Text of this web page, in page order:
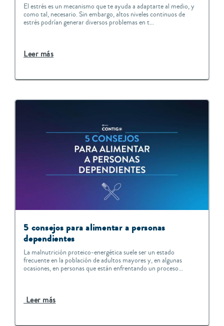
El estrés es un mecanismo que te ayuda a adaptarte al medio, y
como tal, necesario. Sin embargo, altos niveles continuos de
estrés podrían generar diversos problemas en t...
Leer más
5 consejos para alimentar a personas
dependientes
La malnutrición proteico-energética suele ser un estado
frecuente en la población de adultos mayores y, en algunas
ocasiones, en personas que están enfrentando un proceso...
Leer más